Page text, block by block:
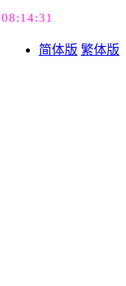
08:14:32
简体版 繁体版